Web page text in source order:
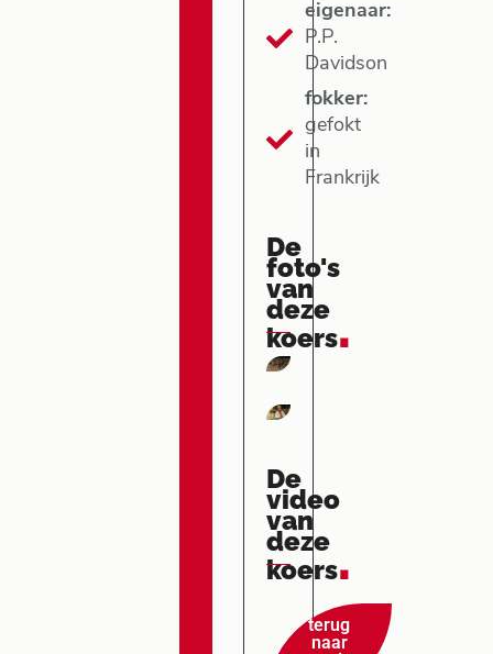
eigenaar:
P.P.
Davidson
fokker:
gefokt
in
Frankrijk
De
foto's
van
deze
koers.
De
video
van
deze
koers.
terug
naar